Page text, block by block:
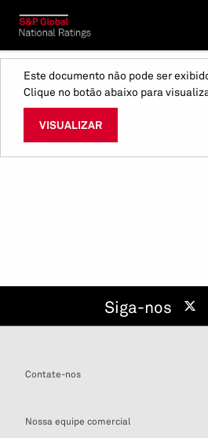
Este documento não pode ser
Clique no botão abaixo para
VISUALIZAR
Siga-nos
Contate-nos
Nossa equipe comercial